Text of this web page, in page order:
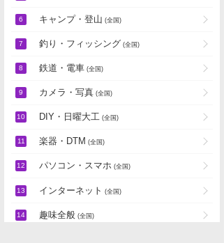
キャンプ・登山 (全国)
釣り・フィッシング (全国)
鉄道・電車 (全国)
カメラ・写真 (全国)
DIY・日曜大工 (全国)
楽器・DTM (全国)
パソコン・スマホ (全国)
インターネット
趣味全般